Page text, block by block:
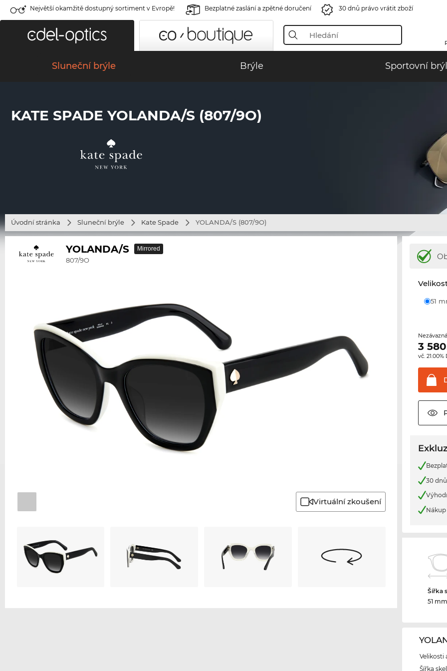
Největší okamžitě dostupný sortiment v Evropě! Bezplatné zaslání a zpětné doručení 30 dnů právo vrátit zboží
Sluneční brýle Brýle Sportovní
KATE SPADE YOLANDA/S (807/9O)
Úvodní stránka Sluneční brýle Kate Spade YOLANDA/S (807/9O)
YOLANDA/S
807/9O
Mirrored
Virtuální zkoušení
51
3
vč. 21.00%
30
Šířka
51 mm
Velikosti
Šířka skel